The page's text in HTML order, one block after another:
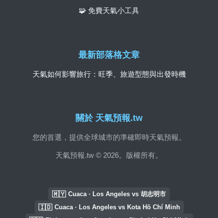
關於 天氣預報.tw
您的首選，提供全球城市的準確即時天氣預報。
天氣預報.tw © 2026。版權所有。
🧩 免費天氣小工具
最新部落格文章
天氣如何影響旅行：旺季、旅遊型態與出發時機
🇲🇾 Cuaca · Los Angeles vs 胡志明市
🇮🇩 Cuaca · Los Angeles vs Kota Hồ Chí Minh